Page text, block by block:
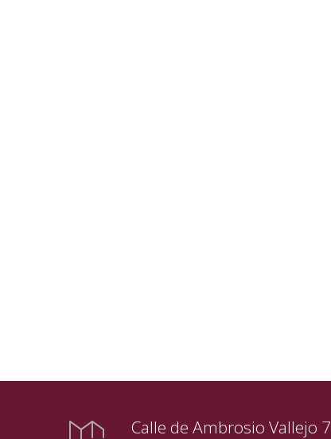
Calle de Ambrosio Vallejo 7